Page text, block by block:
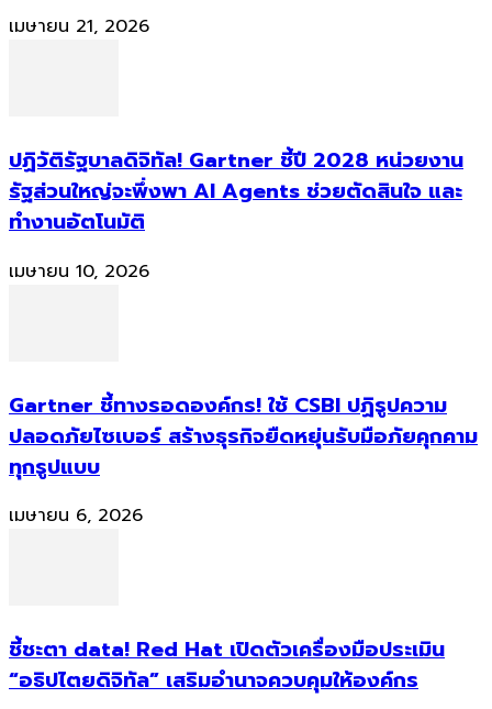
เมษายน 21, 2026
ปฏิวัติรัฐบาลดิจิทัล! Gartner ชี้ปี 2028 หน่วยงาน
รัฐส่วนใหญ่จะพึ่งพา AI Agents ช่วยตัดสินใจ และ
ทำงานอัตโนมัติ
เมษายน 10, 2026
Gartner ชี้ทางรอดองค์กร! ใช้ CSBI ปฏิรูปความ
ปลอดภัยไซเบอร์ สร้างธุรกิจยืดหยุ่นรับมือภัยคุกคาม
ทุกรูปแบบ
เมษายน 6, 2026
ชี้ชะตา data! Red Hat เปิดตัวเครื่องมือประเมิน
“อธิปไตยดิจิทัล” เสริมอำนาจควบคุมให้องค์กร